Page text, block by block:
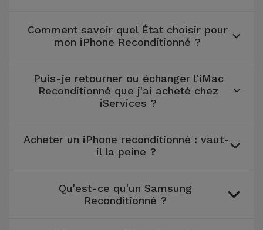
Comment savoir quel État choisir pour
mon iPhone Reconditionné ?
Puis-je retourner ou échanger l'iMac
Reconditionné que j'ai acheté chez
iServices ?
Acheter un iPhone reconditionné : vaut-
il la peine ?
Qu'est-ce qu'un Samsung
Reconditionné ?